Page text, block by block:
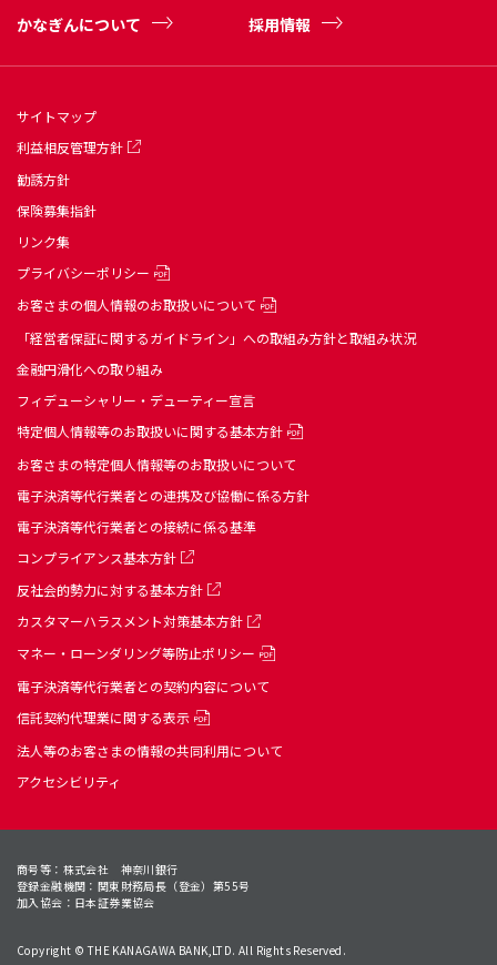
かなぎんについて
採用情報
サイトマップ
利益相反管理方針
勧誘方針
保険募集指針
リンク集
プライバシーポリシー
お客さまの個人情報のお取扱いについて
「経営者保証に関するガイドライン」への取組み方針と取組み状況
金融円滑化への取り組み
フィデューシャリー・デューティー宣言
特定個人情報等のお取扱いに関する基本方針
お客さまの特定個人情報等のお取扱いについて
電子決済等代行業者との連携及び協働に係る方針
電子決済等代行業者との接続に係る基準
コンプライアンス基本方針
反社会的勢力に対する基本方針
カスタマーハラスメント対策基本方針
マネー・ローンダリング等防止ポリシー
電子決済等代行業者との契約内容について
信託契約代理業に関する表示
法人等のお客さまの情報の共同利用について
アクセシビリティ
商号等：株式会社 神奈川銀行
登録金融機関：関東財務局長（登金）第55号
加入協会：日本証券業協会
Copyright © THE KANAGAWA BANK,LTD. All Rights Reserved.